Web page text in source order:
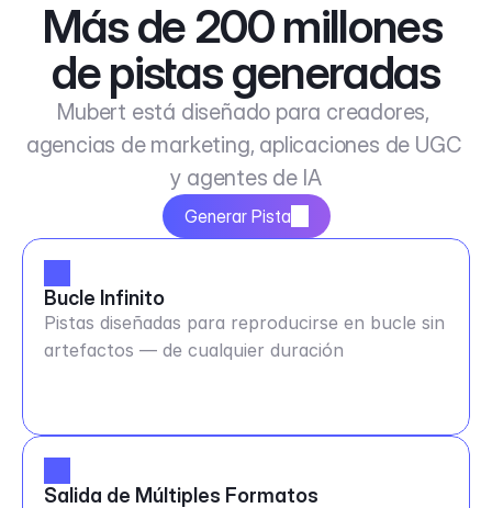
Más de 200 millones
de pistas generadas
Mubert está diseñado para creadores,
agencias de marketing, aplicaciones de UGC
y agentes de IA
Generar Pista
Bucle Infinito
Pistas diseñadas para reproducirse en bucle sin
artefactos — de cualquier duración
Salida de Múltiples Formatos